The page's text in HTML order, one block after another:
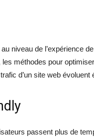
niveau de l’expérience
méthodes pour
d’un site web évoluent
passent plus de